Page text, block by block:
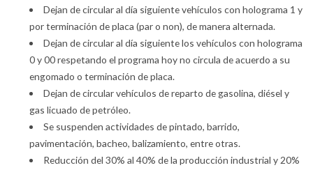
Dejan de circular al día siguiente vehículos con holograma 1 y
por terminación de placa (par o non), de manera alternada.
Dejan de circular al día siguiente los vehículos con holograma
0 y 00 respetando el programa hoy no circula de acuerdo a su
engomado o terminación de placa.
Dejan de circular vehículos de reparto de gasolina, diésel y
gas licuado de petróleo.
Se suspenden actividades de pintado, barrido,
pavimentación, bacheo, balizamiento, entre otras.
Reducción del 30% al 40% de la producción industrial y 20%